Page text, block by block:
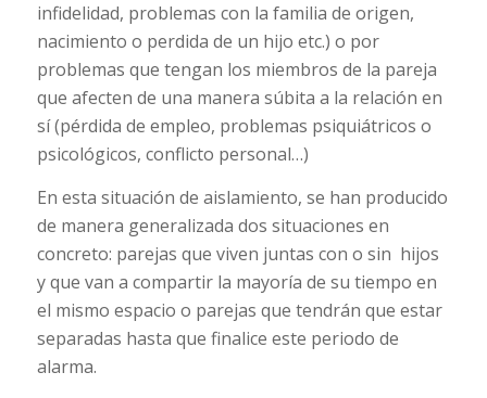
infidelidad, problemas con la familia de origen,
nacimiento o perdida de un hijo etc.) o por
problemas que tengan los miembros de la pareja
que afecten de una manera súbita a la relación en
sí (pérdida de empleo, problemas psiquiátricos o
psicológicos, conflicto personal…)
En esta situación de aislamiento, se han producido
de manera generalizada dos situaciones en
concreto: parejas que viven juntas con o sin hijos
y que van a compartir la mayoría de su tiempo en
el mismo espacio o parejas que tendrán que estar
separadas hasta que finalice este periodo de
alarma.